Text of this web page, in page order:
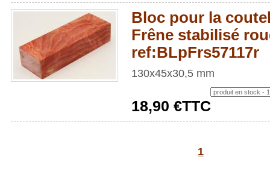
Bloc pour la
Frêne stabilisé
ref:BLpFrs57117r
130x45x30,5 mm
18,90 €TTC
1